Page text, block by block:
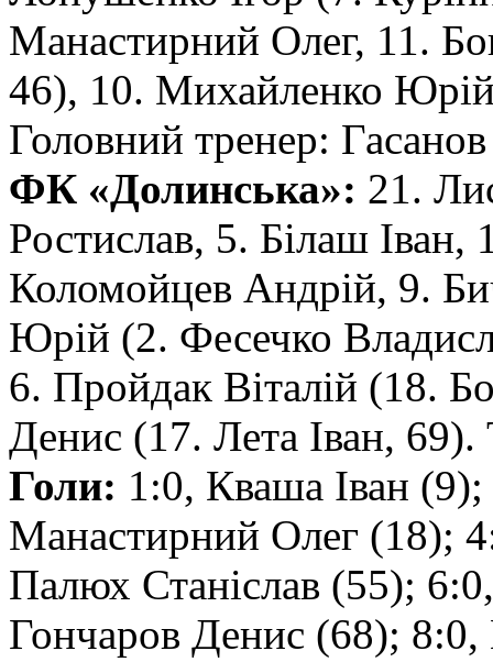
Манастирний Олег, 11.
46), 10. Михайленко
Головний тренер:
ФК «Долинська»: 21.
Ростислав, 5. Білаш
Коломойцев Андрій, 9.
Юрій (2. Фесечко
6. Пройдак Віталій (18.
Денис (17. Лета Іван,
Голи: 1:0, Кваша Іван
Манастирний Олег (18);
Палюх Станіслав (55);
Гончаров Денис (68);